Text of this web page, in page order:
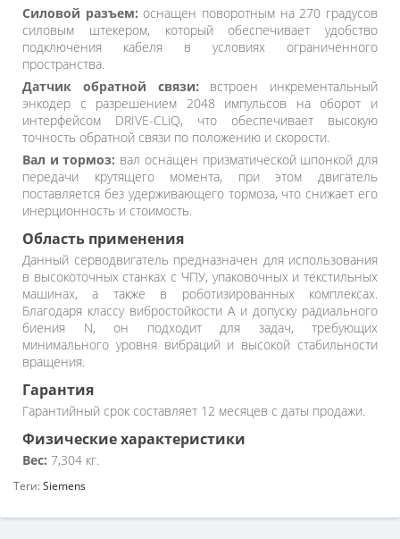
Силовой разъем: оснащен поворотным на 270 градусов
силовым штекером, который обеспечивает удобство
подключения кабеля в условиях ограниченного
пространства.
Датчик обратной связи: встроен инкрементальный
энкодер с разрешением 2048 импульсов на оборот и
интерфейсом DRIVE-CLiQ, что обеспечивает высокую
точность обратной связи по положению и скорости.
Вал и тормоз: вал оснащен призматической шпонкой для
передачи крутящего момента, при этом двигатель
поставляется без удерживающего тормоза, что снижает его
инерционность и стоимость.
Область применения
Данный серводвигатель предназначен для использования
в высокоточных станках с ЧПУ, упаковочных и текстильных
машинах, а также в роботизированных комплексах.
Благодаря классу вибростойкости A и допуску радиального
биения N, он подходит для задач, требующих
минимального уровня вибраций и высокой стабильности
вращения.
Гарантия
Гарантийный срок составляет 12 месяцев с даты продажи.
Физические характеристики
Вес: 7,304 кг.
Теги:Siemens